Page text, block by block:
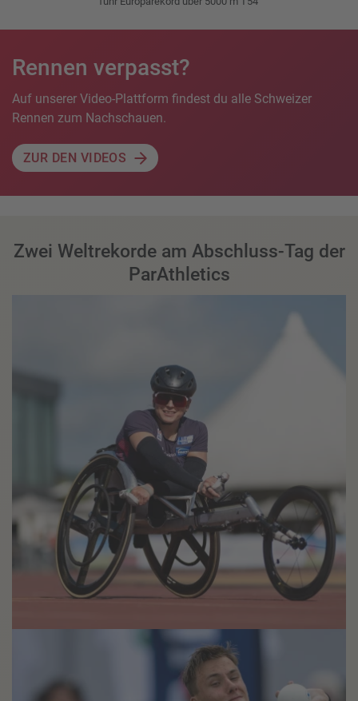
Rennen verpasst?
Auf unserer Video-Plattform findest du alle Schweizer
Rennen zum Nachschauen.
ZUR DEN VIDEOS
Zwei Weltrekorde am Abschluss-Tag der
ParAthletics